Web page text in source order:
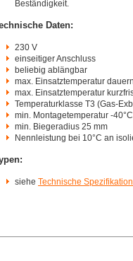
Beständigkeit.
Daten:
230 V
einseitiger Anschluss
beliebig ablängbar
max. Einsatztemperatur
max. Einsatztemperatur
Temperaturklasse T3 (Gas-
min. Montagetemperatur -40°C
min. Biegeradius 25 mm
Nennleistung bei 10°C an
siehe Technische